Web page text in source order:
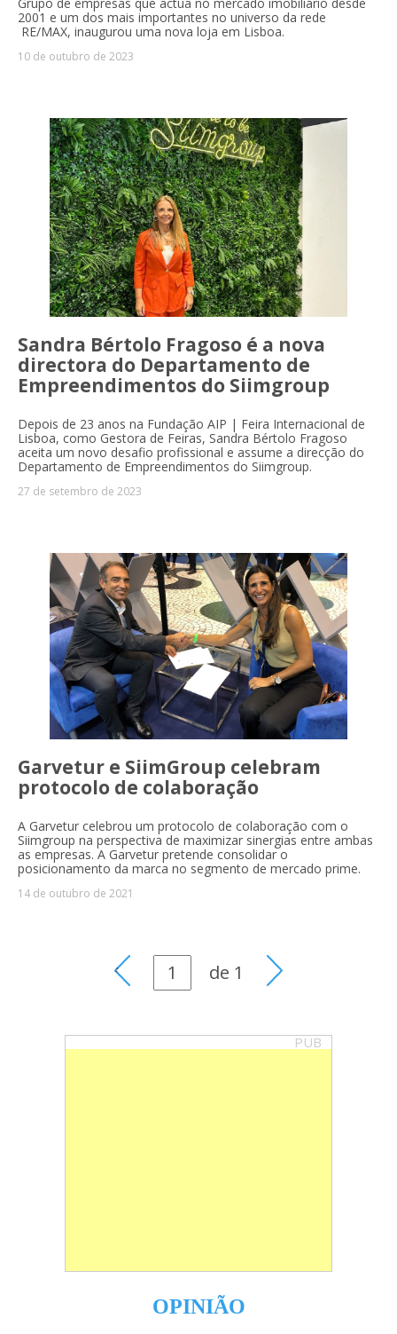
2001 e um dos mais importantes no universo da rede
RE/MAX, inaugurou uma nova loja em Lisboa.
10 de outubro de 2023
Sandra Bértolo Fragoso é a nova
directora do Departamento de
Empreendimentos do Siimgroup
Depois de 23 anos na Fundação AIP | Feira Internacional de
Lisboa, como Gestora de Feiras, Sandra Bértolo Fragoso
aceita um novo desafio profissional e assume a direcção do
Departamento de Empreendimentos do Siimgroup.
27 de setembro de 2023
Garvetur e SiimGroup celebram
protocolo de colaboração
A Garvetur celebrou um protocolo de colaboração com o
Siimgroup na perspectiva de maximizar sinergias entre ambas
as empresas. A Garvetur pretende consolidar o
posicionamento da marca no segmento de mercado prime.
14 de outubro de 2021
de 1
PUB
OPINIÃO